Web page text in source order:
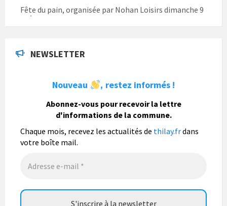
Fête du pain, organisée par Nohan Loisirs dimanche 9
août.
population mais également les visiteurs à son
bulletin municipal annuel en organisant un concours
photo gratuit OUVERT À TOUS.
Vous pouvez envoyer vos photo...Lire la suite
NEWSLETTER
Nouveau , restez informés !
Abonnez-vous pour recevoir la lettre
d'informations de la commune.
Chaque mois, recevez les actualités de thilay.frdans
votre boîte mail.